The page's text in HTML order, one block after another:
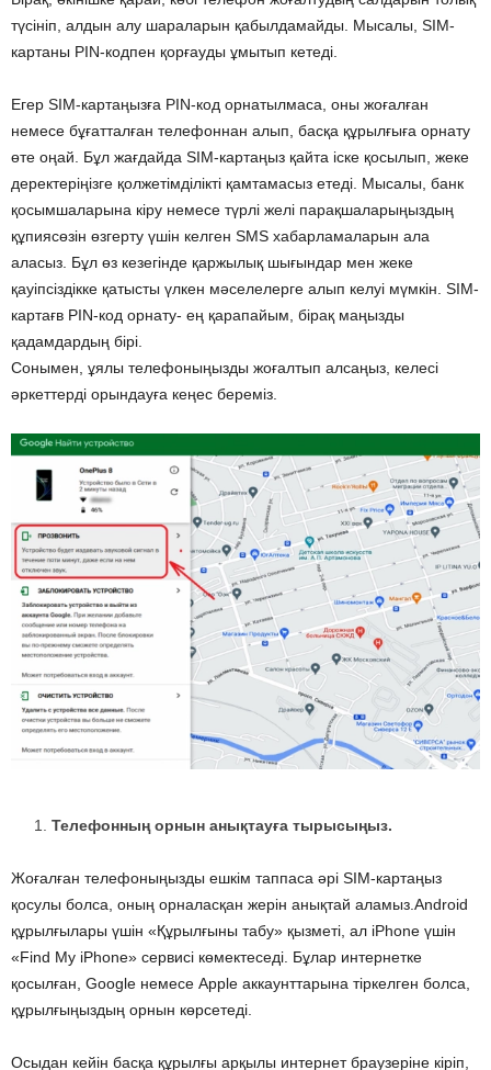
түсініп, алдын алу шараларын қабылдамайды. Мысалы, SIM-
картаны PIN-кодпен қорғауды ұмытып кетеді.
Егер SIM-картаңызға PIN-код орнатылмаса, оны жоғалған
немесе бұғатталған телефоннан алып, басқа құрылғыға орнату
өте оңай. Бұл жағдайда SIM-картаңыз қайта іске қосылып, жеке
деректеріңізге қолжетімділікті қамтамасыз етеді. Мысалы, банк
қосымшаларына кіру немесе түрлі желі парақшаларыңыздың
құпиясөзін өзгерту үшін келген SMS хабарламаларын ала
аласыз. Бұл өз кезегінде қаржылық шығындар мен жеке
қауіпсіздікке қатысты үлкен мәселелерге алып келуі мүмкін. SIM-
картағв PIN-код орнату- ең қарапайым, бірақ маңызды
қадамдардың бірі.
Сонымен, ұялы телефоныңызды жоғалтып алсаңыз, келесі
әркеттерді орындауға кеңес береміз.
Телефонның орнын анықтауға тырысыңыз.
Жоғалған телефоныңызды ешкім таппаса әрі SIM-картаңыз
қосулы болса, оның орналасқан жерін анықтай аламыз.Android
құрылғылары үшін «Құрылғыны табу» қызметі, ал iPhone үшін
«Find My iPhone» сервисі көмектеседі. Бұлар интернетке
қосылған, Google немесе Apple аккаунттарына тіркелген болса,
құрылғыңыздың орнын көрсетеді.
Осыдан кейін басқа құрылғы арқылы интернет браузеріне кіріп,